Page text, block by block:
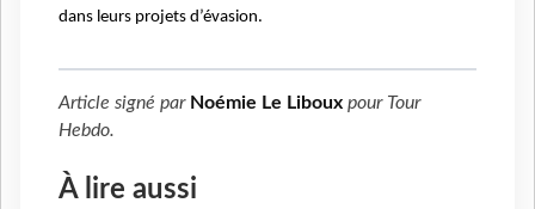
dans leurs projets d’évasion.
Article signé par Noémie Le Liboux pour Tour
Hebdo.
À lire aussi